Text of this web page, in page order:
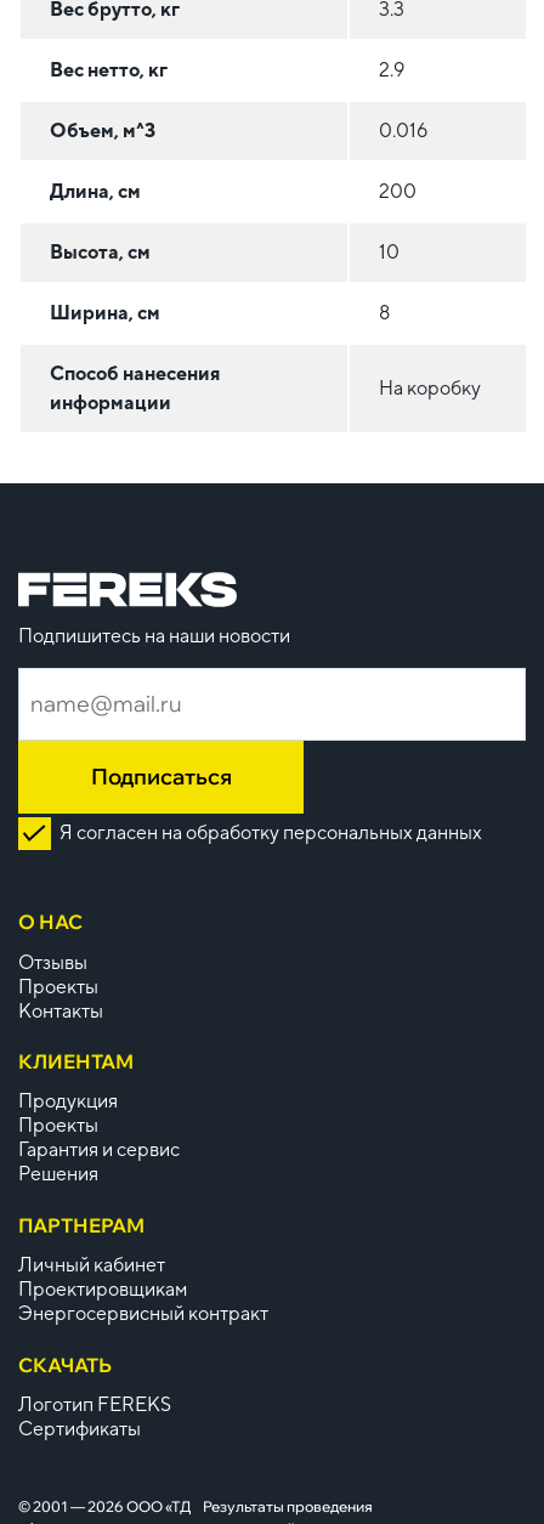
Вес брутто, кг 3.3
Вес нетто, кг 2.9
Объем, м^3 0.016
Длина, см 200
Высота, см 10
Ширина, см 8
Способ нанесения
информации
На коробку
Подпишитесь на наши новости
Подписаться
Я согласен на обработку персональных данных
О НАС
Отзывы
Проекты
Контакты
КЛИЕНТАМ
Продукция
Проекты
Гарантия и сервис
Решения
ПАРТНЕРАМ
Личный кабинет
Проектировщикам
Энергосервисный контракт
СКАЧАТЬ
Логотип FEREKS
Сертификаты
© 2001 — 2026 ООО «ТД
Результаты проведения